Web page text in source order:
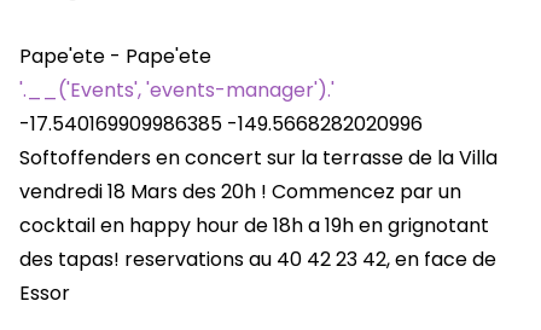
Pape'ete - Pape'ete
'.__('Events', 'events-manager').'
-17.540169909986385 -149.5668282020996
Softoffenders en concert sur la terrasse de la Villa
vendredi 18 Mars des 20h ! Commencez par un
cocktail en happy hour de 18h a 19h en grignotant
des tapas! reservations au 40 42 23 42, en face de
Essor